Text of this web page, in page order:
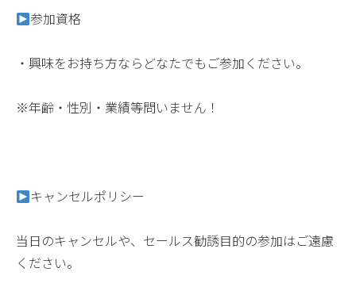
参加資格
・興味をお持ち方ならどなたでもご参加ください。
※年齢・性別・業績等問いません！
キャンセルポリシー
当日のキャンセルや、セールス勧誘目的の参加はご遠慮
ください。